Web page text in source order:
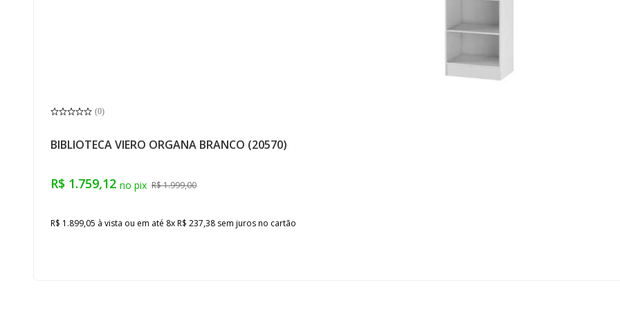
(0)
BIBLIOTECA VIERO ORGANA BRANCO (20570)
R$ 1.759,12 R$ 1.999,00
R$ 1.899,05 à vista ou em até 8xR$ 237,38 sem jurosno cartão